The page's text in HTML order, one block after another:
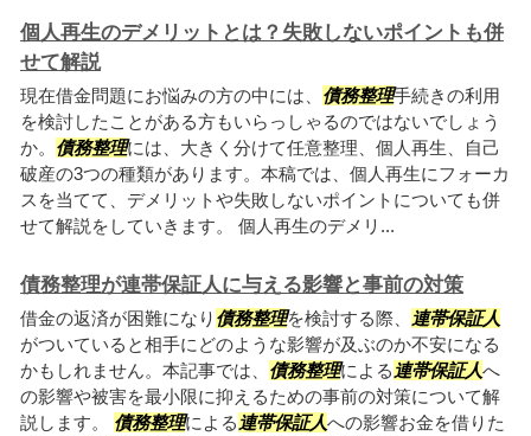
個人再生のデメリットとは？失敗しないポイントも併
せて解説
現在借金問題にお悩みの方の中には、 債務整理手続きの利用
を検討したことがある方もいらっしゃるのではないでしょう
か。 債務整理には、大きく分けて任意整理、個人再生、自己
破産の3つの種類があります。本稿では、個人再生にフォーカ
スを当てて、デメリットや失敗しないポイントについても併
せて解説をしていきます。 個人再生のデメリ...
債務整理が連帯保証人に与える影響と事前の対策
借金の返済が困難になり 債務整理を検討する際、
連帯保証人
がついていると相手にどのような影響が及ぶのか不安になる
かもしれません。本記事では、 債務整理による 連帯保証人へ
の影響や被害を最小限に抑えるための事前の対策について解
説します。 債務整理による 連帯保証人への影響お金を借りた